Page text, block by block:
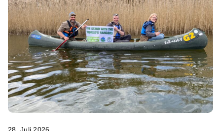
28. Juli 2026